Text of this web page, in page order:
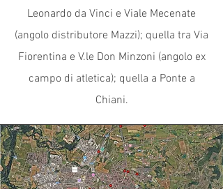
Leonardo da Vinci e Viale Mecenate
(angolo distributore Mazzi); quella tra Via
Fiorentina e V.le Don Minzoni (angolo ex
campo di atletica); quella a Ponte a
Chiani.